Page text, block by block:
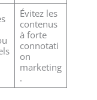
Évitez les
contenus
à forte
connotati
on
marketing
.